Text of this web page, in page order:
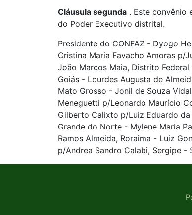
Cláusula segunda . Este convênio
do Poder Executivo distrital.
Presidente do CONFAZ - Dyogo
Cristina Maria Favacho Amoras p/
João Marcos Maia, Distrito
Goiás - Lourdes Augusta de
Mato Grosso - Jonil de Souza
Meneguetti p/Leonardo Maurício
Gilberto Calixto p/Luiz Eduardo da
Grande do Norte - Mylene Maria
Ramos Almeida, Roraima - Luiz
p/Andrea Sandro Calabi, Sergipe -